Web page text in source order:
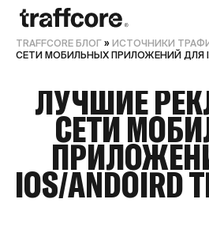
TRAFFCORE БЛОГ »ИСТОЧНИКИ
СЕТИ МОБИЛЬНЫХ ПРИЛОЖЕНИЙ ДЛЯ
ЛУЧШИЕ
СЕТИ
IOS/